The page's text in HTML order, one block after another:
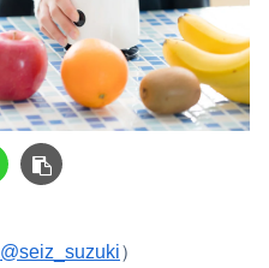
@seiz_suzuki）